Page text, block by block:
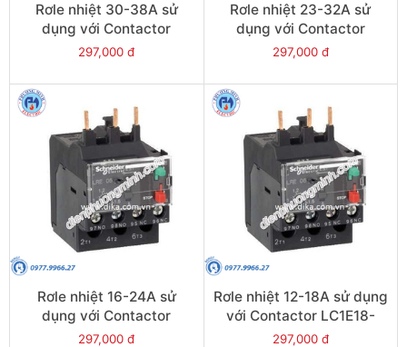
Rơle nhiệt 30-38A sử
dụng với Contactor
LC1E38 - Model LRE35
297,000 đ
Rơle nhiệt 23-32A sử
dụng với Contactor
LC1E25-E38 - Model
297,000 đ
Rơle nhiệt 16-24A sử
dụng với Contactor
LC1E25-E38 - Model
297,000 đ
Rơle nhiệt 12-18A sử dụng
với Contactor LC1E18-
E38 - Model LRE21
297,000 đ